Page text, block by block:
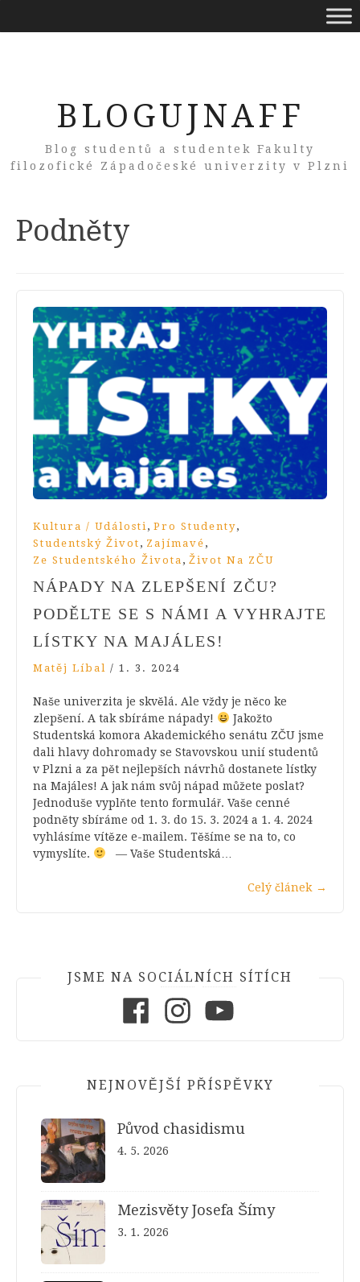
BLOGUJNAFF
Blog studentů a studentek Fakulty
filozofické Západočeské univerzity v Plzni
Tag:
Podněty
Kultura / Události , Pro Studenty,
Studentský Život , Zajímavé ,
Ze Studentského Života , Život Na ZČU
NÁPADY NA ZLEPŠENÍ ZČU?
PODĚLTE SE S NÁMI A VYHRAJTE
LÍSTKY NA MAJÁLES!
Matěj Líbal / 1. 3. 2024
Naše univerzita je skvělá. Ale vždy je něco ke
zlepšení. A tak sbíráme nápady!
Jakožto
Studentská komora Akademického senátu ZČU jsme
dali hlavy dohromady se Stavovskou unií studentů
v Plzni a za pět nejlepších návrhů dostanete lístky
na Majáles! A jak nám svůj nápad můžete poslat?
Jednoduše vyplňte tento formulář. Vaše cenné
podněty sbíráme od 1. 3. do 15. 3. 2024 a 1. 4. 2024
vyhlásíme vítěze e-mailem. Těšíme se na to, co
vymyslíte.
— Vaše Studentská…
Celý článek →
JSME NA SOCIÁLNÍCH SÍTÍCH
NEJNOVĚJŠÍ PŘÍSPĚVKY
Původ chasidismu
4. 5. 2026
Mezisvěty Josefa Šímy
3. 1. 2026